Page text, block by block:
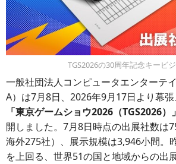
TGS2026の30周年記念キービ
一般社団法人コンピュータエンターテ
A）は7月8日、2026年9月17日より幕
「東京ゲームショウ2026（TGS2026）」
開しました。7月8日時点の出展社数は
海外275社）、展示規模は3,946小間。
を上回る、世界51の国と地域からの出